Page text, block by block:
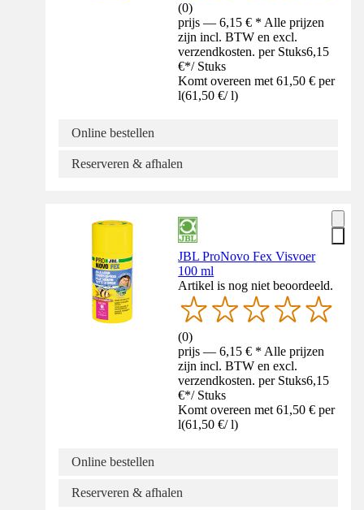
(0)
prijs — 6,15 € * Alle prijzen
zijn incl. BTW en excl.
verzendkosten. per Stuks6,15
€*/ Stuks
Komt overeen met 61,50 € per
l(61,50 €/ l)
Online bestellen
Reserveren & afhalen
JBL ProNovo Fex Visvoer
100 ml
Artikel is nog niet beoordeeld.
(0)
prijs — 6,15 € * Alle prijzen
zijn incl. BTW en excl.
verzendkosten. per Stuks6,15
€*/ Stuks
Komt overeen met 61,50 € per
l(61,50 €/ l)
Online bestellen
Reserveren & afhalen